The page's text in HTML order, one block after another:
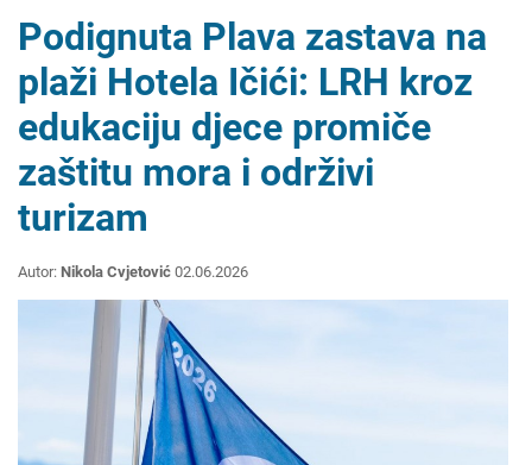
Podignuta Plava zastava na
plaži Hotela Ičići: LRH kroz
edukaciju djece promiče
zaštitu mora i održivi
turizam
Autor: Nikola Cvjetović 02.06.2026